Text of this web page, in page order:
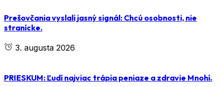
Prešovčania vyslali jasný signál: Chcú osobnosti, nie
stranícke.
3. augusta 2026
PRIESKUM: Ľudí najviac trápia peniaze a zdravie Mnohí.